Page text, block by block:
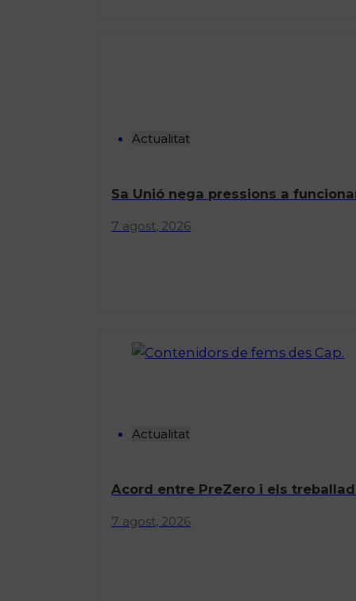
Actualitat
Sa Unió nega pressions a
7 agost, 2026
Actualitat
Acord entre PreZero i els
7 agost, 2026